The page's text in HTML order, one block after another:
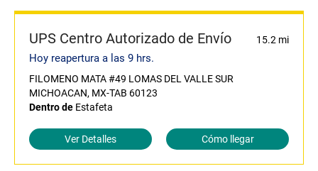
UPS Centro Autorizado de Envío 15.2 mi
Hoy reapertura a las 9 hrs.
FILOMENO MATA #49 LOMAS DEL VALLE SUR
MICHOACAN, MX-TAB 60123
Dentro de Estafeta
Ver Detalles Cómo llegar